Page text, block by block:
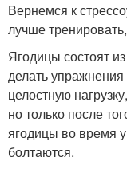
Вернемся к
лучше
Ягодицы состоят
делать
целостную
но только после
ягодицы во время
болтаются.